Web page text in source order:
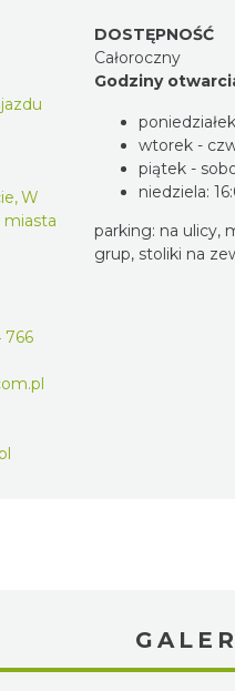
W
766
DOSTĘPNOŚĆ
Całoroczny
Godziny
wtorek -
piątek -
niedziela:
parking: na ulicy,
grup, stoliki na